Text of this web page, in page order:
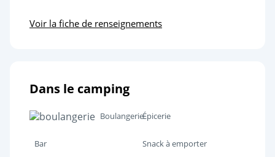
Voir la fiche de renseignements
Dans le camping
BoulangerieÉpicerie
Bar Snack à emporter